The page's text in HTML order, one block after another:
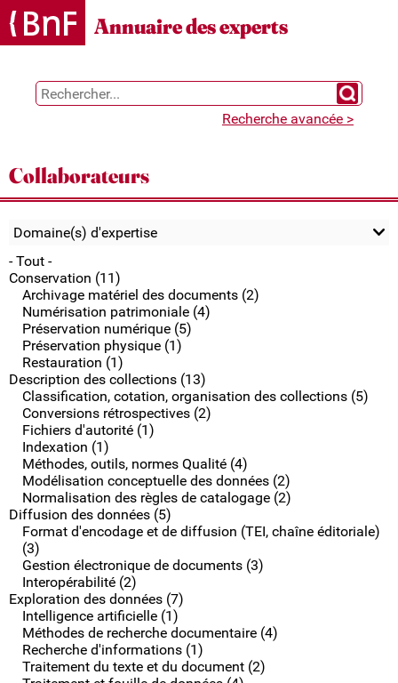
Gestion des cookies
Annuaire des experts
Chercher
Recherche avancée >
Collaborateurs
Domaine(s) d'expertise
- Tout -
Conservation (11)
Archivage matériel des documents (2)
Numérisation patrimoniale (4)
Préservation numérique (5)
Préservation physique (1)
Restauration (1)
Description des collections (13)
Classification, cotation, organisation des collections (5)
Conversions rétrospectives (2)
Fichiers d'autorité (1)
Indexation (1)
Méthodes, outils, normes Qualité (4)
Modélisation conceptuelle des données (2)
Normalisation des règles de catalogage (2)
Diffusion des données (5)
Format d'encodage et de diffusion (TEI, chaîne éditoriale)
(3)
Gestion électronique de documents (3)
Interopérabilité (2)
Exploration des données (7)
Intelligence artificielle (1)
Méthodes de recherche documentaire (4)
Recherche d'informations (1)
Traitement du texte et du document (2)